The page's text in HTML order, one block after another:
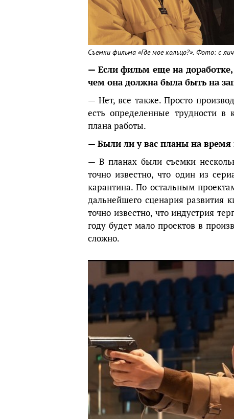
Съемки фильма «Где мое кольцо?». Фото: с
— Если фильм еще на
чем она должна была быть на
— Нет, все также. Просто
есть определенные трудности
плана работы.
— Были ли у вас планы на время
— В планах были съемки
точно известно, что один из
карантина. По остальным
дальнейшего сценария развития
точно известно, что индустрия
году будет мало проектов в
сложно.